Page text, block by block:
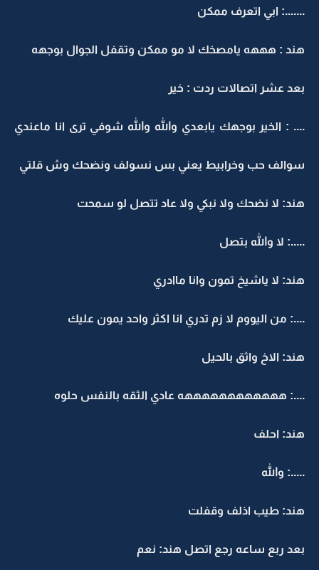
.......: ابي اتعرف ممكن
هند : هههه يامصخك لا مو ممكن وتقفل الجوال بوجهه
بعد عشر اتصالات ردت : خير
.... : الخير بوجهك يابعدي والله والله شوفي ترى انا ماعندي
سوالف حب وخرابيط يعني بس نسولف ونضحك وش قلتي
هند: لا نضحك ولا نبكي ولا عاد تتصل لو سمحت
.....: لا والله بتصل
هند: لا ياشيخ تمون وانا ماادري
....: من اليووم لا زم تدري انا اكثر واحد يمون عليك
هند: الاخ واثق بالحيل
....: ههههههههههههه عادي الثقه بالنفس حلوه
هند: احلف
.....: والله
هند: طيب اذلف وقفلت
بعد ربع ساعه رجع اتصل هند: نعم